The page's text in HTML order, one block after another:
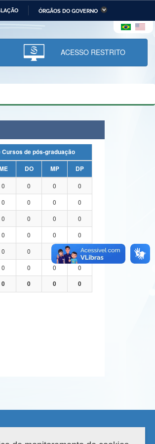
ÓRGÃOS DO GOVERNO
Ministério da Infraestrutura
Ministério da Ciência,
Tecnologia, Inovações e
Comunicações
ACESSO RESTRITO
Cursos de pós-graduação
DO MP
DP
0 0 0
0
0 0 0
0
0 0 0
0
0 0 0
0
0 0
0
0 0 0
0
0 0 0 0